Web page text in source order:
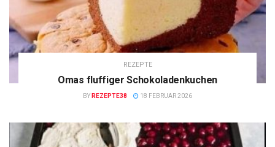
REZEPTE
Omas fluffiger Schokoladenkuchen
BY REZEPTE38 18 FEBRUAR 2026